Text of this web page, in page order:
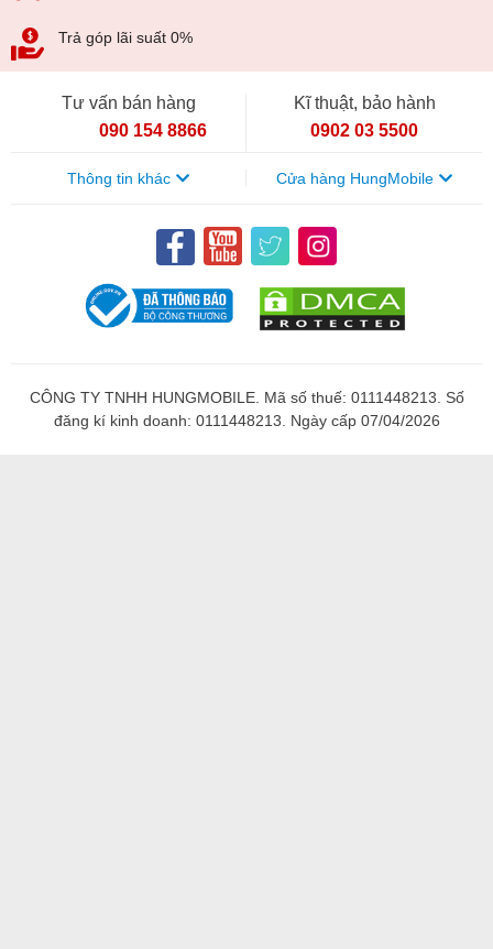
Trả góp lãi suất 0%
Tư vấn bán hàng
090 154 8866
Kĩ thuật, bảo hành
0902 03 5500
Thông tin khác Cửa hàng HungMobile
CÔNG TY TNHH HUNGMOBILE. Mã số thuế: 0111448213. Số
đăng kí kinh doanh: 0111448213. Ngày cấp 07/04/2026